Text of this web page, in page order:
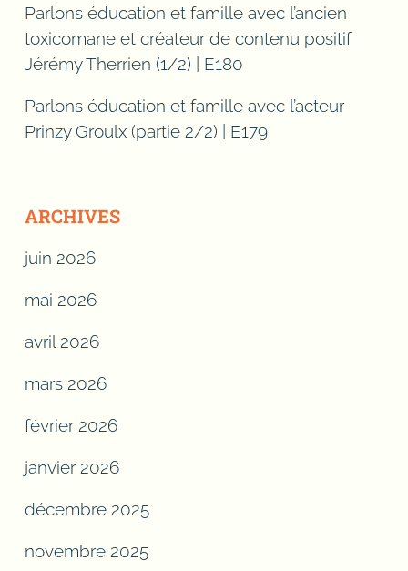
Parlons éducation et famille avec l’ancien
toxicomane et créateur de contenu positif
Jérémy Therrien (1/2) | E180
Parlons éducation et famille avec l’acteur
Prinzy Groulx (partie 2/2) | E179
ARCHIVES
juin 2026
mai 2026
avril 2026
mars 2026
février 2026
janvier 2026
décembre 2025
novembre 2025